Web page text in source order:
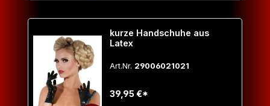
kurze Handschuhe aus
Latex
Art.Nr. 29006021021
39,95 €*